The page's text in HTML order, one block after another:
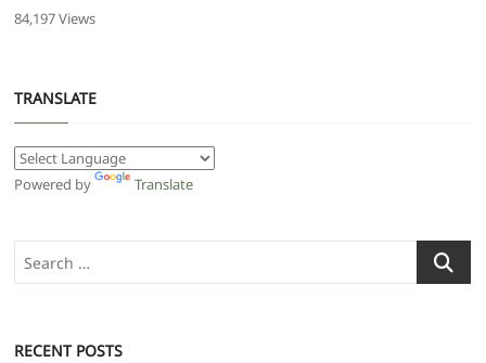
84,197 Views
TRANSLATE
Powered by Translate
Search
…
RECENT POSTS